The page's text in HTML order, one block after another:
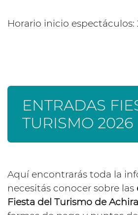
Horario inicio espectáculos:
ENTRADAS
TURISMO 2026
Aquí encontrarás toda la
necesitás conocer sobre las
Fiesta del Turismo de